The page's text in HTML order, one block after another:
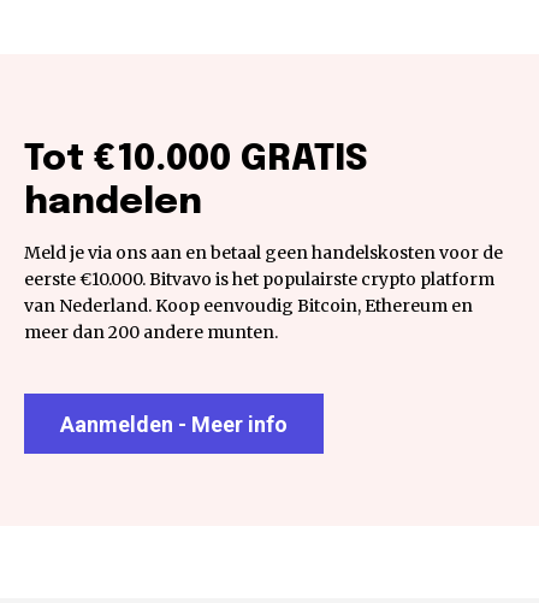
Tot €10.000 GRATIS
handelen
Meld je via ons aan en betaal geen handelskosten voor de
eerste €10.000. Bitvavo is het populairste crypto platform
van Nederland. Koop eenvoudig Bitcoin, Ethereum en
meer dan 200 andere munten.
Aanmelden - Meer info